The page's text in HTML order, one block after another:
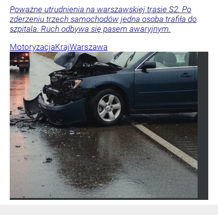
Poważne utrudnienia na warszawskiej trasie S2. Po
zderzeniu trzech samochodów jedna osoba trafiła do
szpitala. Ruch odbywa się pasem awaryjnym.
MotoryzacjaKrajWarszawa